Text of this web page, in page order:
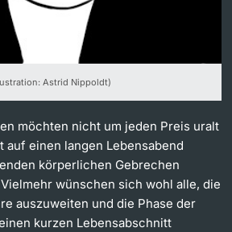
Astrid Nippoldt)
möchten nicht um jeden Preis uralt
auf einen langen Lebensabend
körperlichen Gebrechen
wünschen sich wohl alle, die
auszuweiten und die Phase der
kurzen Lebensabschnitt